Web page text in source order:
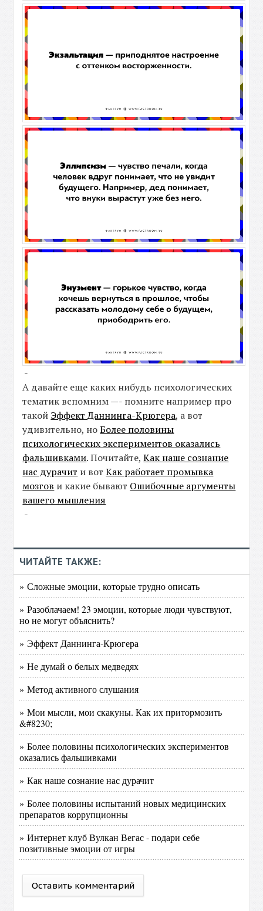
-
А давайте еще каких нибудь психологических
тематик вспомним —- помните например про
такой Эффект Даннинга-Крюгера, а вот
удивительно, ноБолее половины
психологических экспериментов оказались
фальшивками. Почитайте,Как наше сознание
нас дурачит и вотКак работает промывка
мозгов и какие бывают Ошибочные аргументы
вашего мышления
-
ЧИТАЙТЕ ТАКЖЕ:
» Сложные эмоции, которые трудно описать
» Разоблачаем! 23 эмоции, которые люди чувствуют,
но не могут объяснить?
» Эффект Даннинга-Крюгера
» Не думай о белых медведях
» Метод активного слушания
» Мои мысли, мои скакуны. Как их притормозить
&#8230;
» Более половины психологических экспериментов
оказались фальшивками
» Как наше сознание нас дурачит
» Более половины испытаний новых медицинских
препаратов коррупционны
» Интернет клуб Вулкан Вегас - подари себе
позитивные эмоции от игры
Оставить комментарий